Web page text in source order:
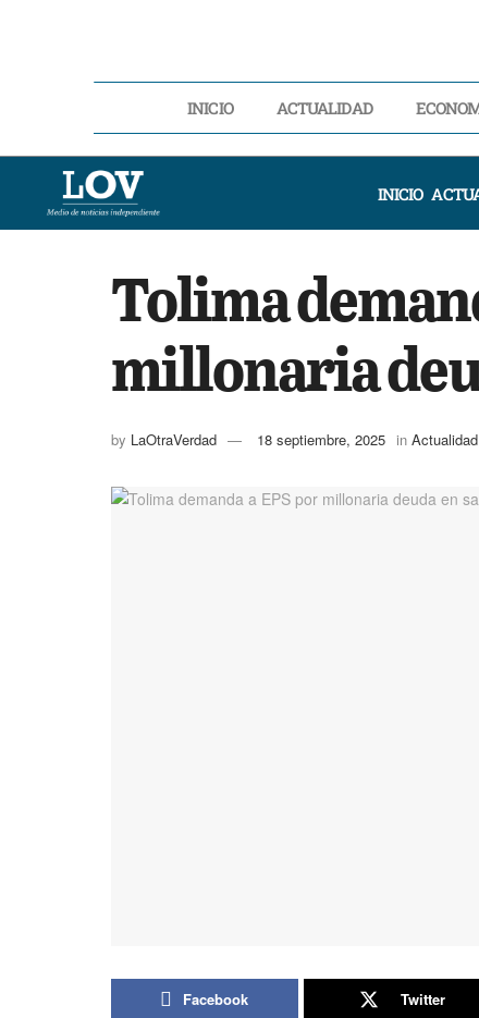
INICIO ACTUALIDAD
INICIO
Tolima
millonaria
by LaOtraVerdad 18 septiembre, 2025 in Actualidad
Facebook Twitter